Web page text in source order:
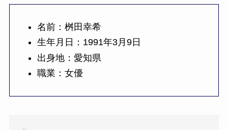
名前：桝田幸希
生年月日：1991年3月9日
出身地：愛知県
職業：女優